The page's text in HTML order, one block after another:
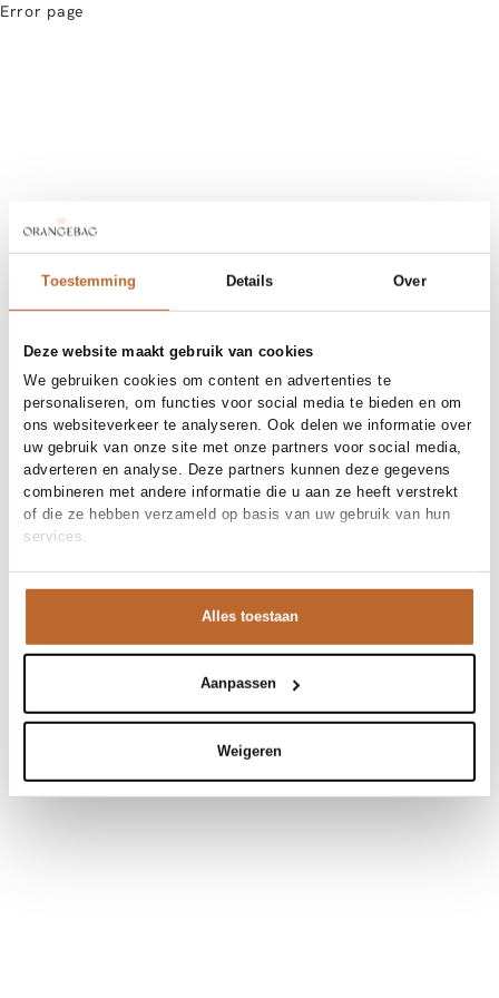
Toestemming Details Over
Deze website maakt gebruik van cookies
We gebruiken cookies om content en advertenties te
personaliseren, om functies voor social media te bieden en om
ons websiteverkeer te analyseren. Ook delen we informatie over
uw gebruik van onze site met onze partners voor social media,
adverteren en analyse. Deze partners kunnen deze gegevens
combineren met andere informatie die u aan ze heeft verstrekt
of die ze hebben verzameld op basis van uw gebruik van hun
services.
Alles toestaan
Aanpassen
Weigeren
Error page